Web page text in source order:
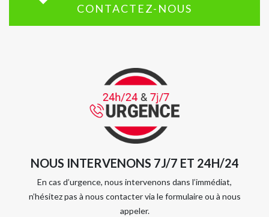
CONTACTEZ-NOUS
NOUS INTERVENONS 7J/7 ET 24H/24
En cas d’urgence, nous intervenons dans l’immédiat,
n’hésitez pas à nous contacter via le formulaire ou à nous
appeler.